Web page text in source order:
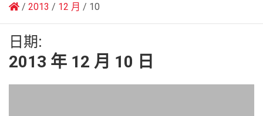
2013 12 月 10
日期:
2013 年 12 月 10 日